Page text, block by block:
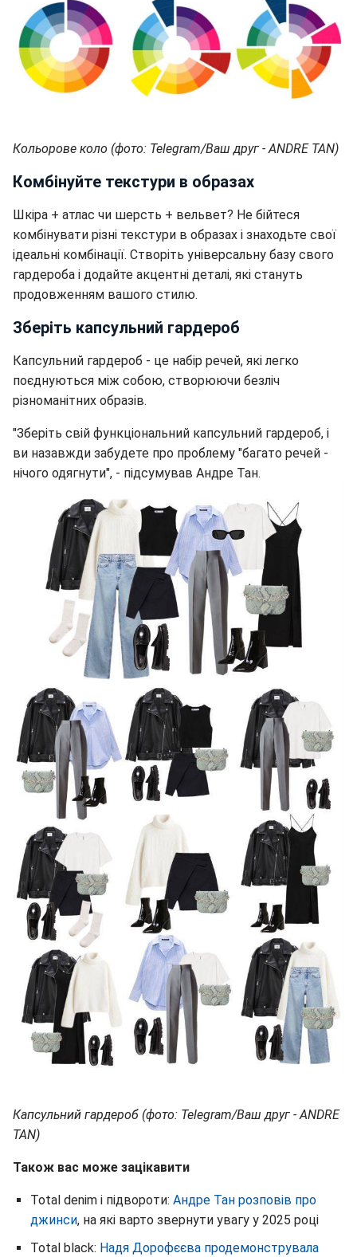
Кольорове коло (фото: Telegram/Ваш друг - ANDRE TAN)
Комбінуйте текстури в образах
Шкіра + атлас чи шерсть + вельвет? Не бійтеся
комбінувати різні текстури в образах і знаходьте свої
ідеальні комбінації. Створіть універсальну базу свого
гардероба і додайте акцентні деталі, які стануть
продовженням вашого стилю.
Зберіть капсульний гардероб
Капсульний гардероб - це набір речей, які легко
поєднуються між собою, створюючи безліч
різноманітних образів.
"Зберіть свій функціональний капсульний гардероб, і
ви назавжди забудете про проблему "багато речей -
нічого одягнути", - підсумував Андре Тан.
Капсульний гардероб (фото: Telegram/Ваш друг - ANDRE
TAN)
Також вас може зацікавити
Total denim і підвороти: Андре Тан розповів про
джинси, на які варто звернути увагу у 2025 році
Total black: Надя Дорофєєва продемонструвала